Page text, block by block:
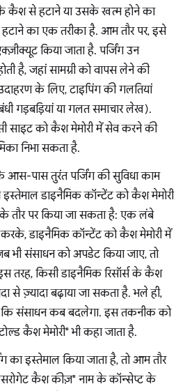
कैश से हटाने या उसके खत्म होने का
हटाने का एक तरीका है. आम तौर पर, इसे
किया जाता है. पर्जिंग उन
है, जहां सामग्री को वापस लेने की
के लिए, टाइपिंग की गलतियां
गड़बड़ियां या गलत समाचार लेख).
साइट को कैश मेमोरी में सेव करने की
निभा सकता है.
आस-पास तुरंत पर्जिंग की सुविधा काम
इस्तेमाल डाइनैमिक कॉन्टेंट को कैश मेमोरी
तौर पर किया जा सकता है: एक लंबे
डाइनैमिक कॉन्टेंट को कैश मेमोरी में
भी संसाधन को अपडेट किया जाए, तो
तरह, किसी डाइनैमिक रिसॉर्स के कैश
से ज़्यादा बढ़ाया जा सकता है. भले ही,
कि संसाधन कब बदलेगा. इस तकनीक को
कैश मेमोरी" भी कहा जाता है.
का इस्तेमाल किया जाता है, तो आम तौर
कैश कीज़" नाम के कॉन्सेप्ट के